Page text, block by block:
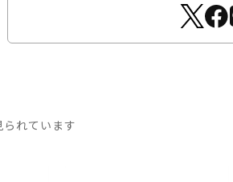
れています